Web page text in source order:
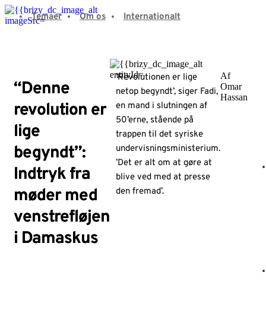
Fortsæt
til
Temaer Om os Internationalt
“Denne
revolution er
lige
begyndt”:
Indtryk fra
møder med
venstrefløjen
i Damaskus
’Revolutionen er lige
netop begyndt’, siger Fadi,
en mand i slutningen af
50’erne, stående på
trappen til det syriske
undervisningsministerium.
’Det er alt om at gøre at
blive ved med at presse
den fremad’.
Af
Omar
Hassan